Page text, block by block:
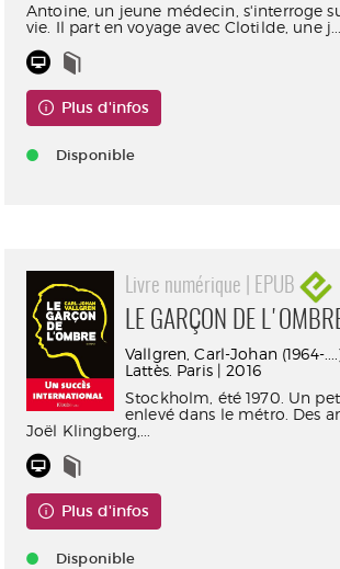
Antoine, un jeune médecin, s'interroge
vie. Il part en voyage avec Clotilde, une j...
Plus d'infos
Disponible
Livre numérique | EPUB
LE GARÇON DE
Vallgren, Carl-Johan (1964-
Lattès. Paris | 2016
Stockholm, été 1970. Un
enlevé dans le métro. Des
Joël Klingberg,...
Plus d'infos
Disponible